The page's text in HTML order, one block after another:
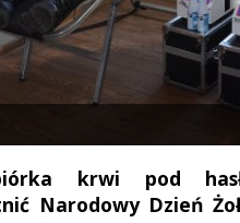
krwi pod
Narodowy Dzień